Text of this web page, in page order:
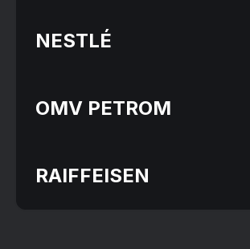
NESTLÉ
OMV PETROM
RAIFFEISEN